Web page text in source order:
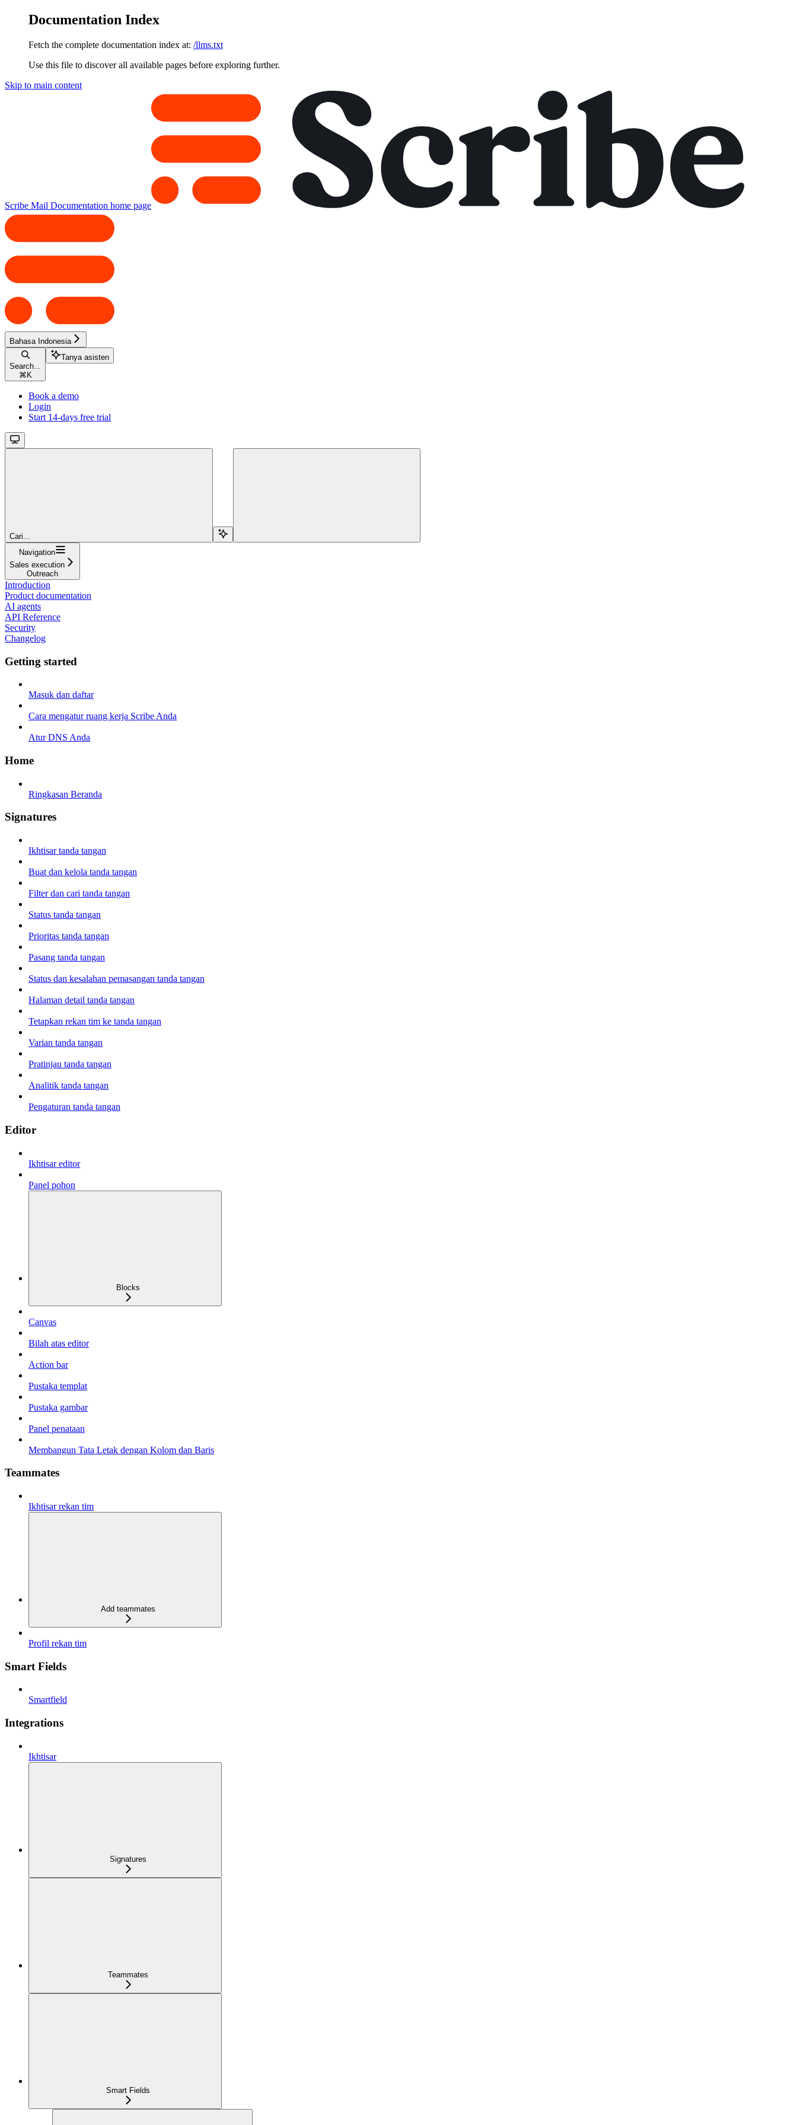
Documentation Index
Fetch the complete documentation index at: /llms.txt
Use this file to discover all available pages before exploring further.
Skip to main content
Scribe Mail Documentation home page
Bahasa Indonesia
Search...
⌘ K
Tanya asisten
Book a demo
Login
Start 14-days free trial
Cari...
Navigation
Sales execution
Outreach
Introduction
Product documentation
AI agents
API Reference
Security
Changelog
Getting started
Masuk dan daftar
Cara mengatur ruang kerja Scribe Anda
Atur DNS Anda
Home
Ringkasan Beranda
Signatures
Ikhtisar tanda tangan
Buat dan kelola tanda tangan
Filter dan cari tanda tangan
Status tanda tangan
Prioritas tanda tangan
Pasang tanda tangan
Status dan kesalahan pemasangan tanda tangan
Halaman detail tanda tangan
Tetapkan rekan tim ke tanda tangan
Varian tanda tangan
Pratinjau tanda tangan
Analitik tanda tangan
Pengaturan tanda tangan
Editor
Ikhtisar editor
Panel pohon
Blocks
Canvas
Bilah atas editor
Action bar
Pustaka templat
Pustaka gambar
Panel penataan
Membangun Tata Letak dengan Kolom dan Baris
Teammates
Ikhtisar rekan tim
Add teammates
Profil rekan tim
Smart Fields
Smartfield
Integrations
Ikhtisar
Signatures
Teammates
Smart Fields